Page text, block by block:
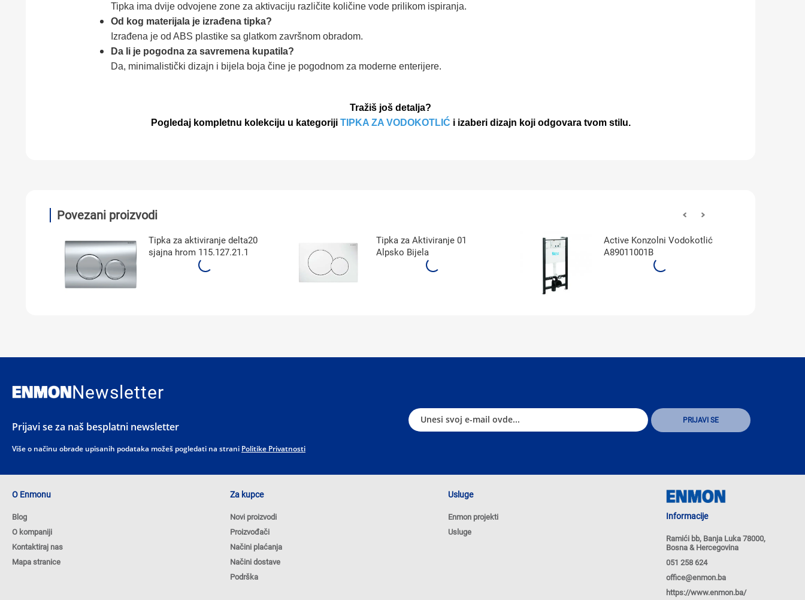
Tipka ima dvije odvojene zone za aktivaciju različite količine vode prilikom ispiranja.
Od kog materijala je izrađena tipka?
Izrađena je od ABS plastike sa glatkom završnom obradom.
Da li je pogodna za savremena kupatila?
Da, minimalistički dizajn i bijela boja čine je pogodnom za moderne enterijere.
Tražiš još detalja?
Pogledaj kompletnu kolekciju u kategoriji TIPKA ZA VODOKOTLIĆ i izaberi dizajn koji odgovara tvom stilu.
Povezani proizvodi
Tipka za aktiviranje delta20
sjajna hrom 115.127.21.1
Tipka za Aktiviranje 01
Alpsko Bijela
Active Konzolni Vodokotlić
A89011001B
Newsletter
Prijavi se za naš besplatni newsletter
Više o načinu obrade upisanih podataka možeš pogledati na strani Politike Privatnosti
O Enmonu
Blog
O kompaniji
Kontaktiraj nas
Mapa stranice
Za kupce
Novi proizvodi
Proizvođači
Načini plaćanja
Načini dostave
Podrška
Usluge
Enmon projekti
Usluge
Informacije
Ramići bb, Banja Luka 78000,
Bosna & Hercegovina
051 258 624
office@enmon.ba
https://www.enmon.ba/